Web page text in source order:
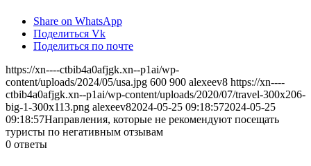
Share on WhatsApp
Поделиться Vk
Поделиться по почте
https://xn----ctbib4a0afjgk.xn--p1ai/wp-
content/uploads/2024/05/usa.jpg 600 900 alexeev8 https://xn----
ctbib4a0afjgk.xn--p1ai/wp-content/uploads/2020/07/travel-300x206-
big-1-300x113.png alexeev82024-05-25 09:18:572024-05-25
09:18:57Направления, которые не рекомендуют посещать
туристы по негативным отзывам
0 ответы